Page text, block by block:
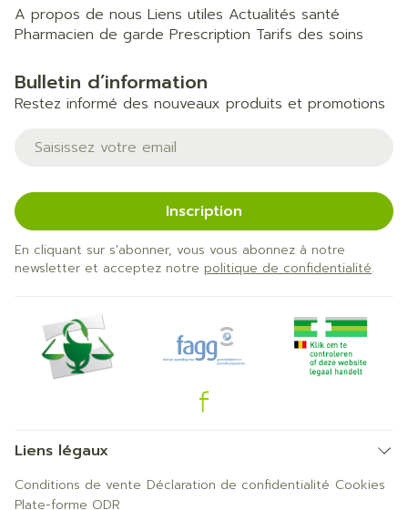
A propos de nous Liens utiles Actualités santé
Pharmacien de garde Prescription Tarifs des soins
Bulletin d’information
Restez informé des nouveaux produits et promotions
Adresse mail
Inscription
En cliquant sur s'abonner, vous vous abonnez à notre
newsletter et acceptez notre politique de confidentialité.
Liens légaux
Conditions de vente Déclaration de confidentialité Cookies
Plate-forme ODR